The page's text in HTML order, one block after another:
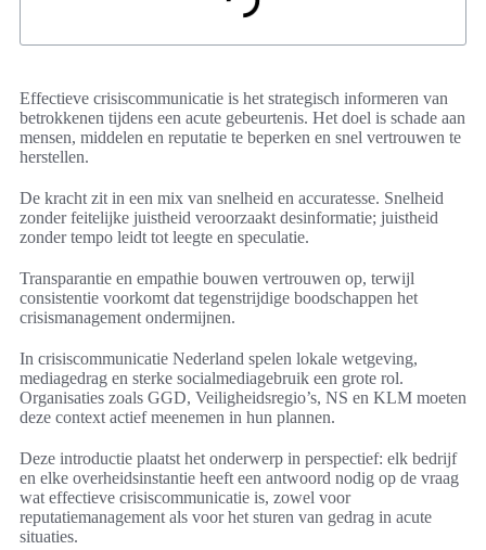
Effectieve crisiscommunicatie is het strategisch informeren van
betrokkenen tijdens een acute gebeurtenis. Het doel is schade aan
mensen, middelen en reputatie te beperken en snel vertrouwen te
herstellen.
De kracht zit in een mix van snelheid en accuratesse. Snelheid
zonder feitelijke juistheid veroorzaakt desinformatie; juistheid
zonder tempo leidt tot leegte en speculatie.
Transparantie en empathie bouwen vertrouwen op, terwijl
consistentie voorkomt dat tegenstrijdige boodschappen het
crisismanagement ondermijnen.
In crisiscommunicatie Nederland spelen lokale wetgeving,
mediagedrag en sterke socialmediagebruik een grote rol.
Organisaties zoals GGD, Veiligheidsregio’s, NS en KLM moeten
deze context actief meenemen in hun plannen.
Deze introductie plaatst het onderwerp in perspectief: elk bedrijf
en elke overheidsinstantie heeft een antwoord nodig op de vraag
wat effectieve crisiscommunicatie is, zowel voor
reputatiemanagement als voor het sturen van gedrag in acute
situaties.